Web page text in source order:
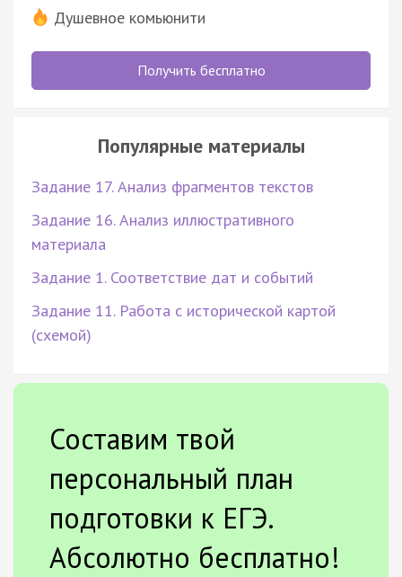
Душевное комьюнити
Получить бесплатно
Популярные материалы
Задание 17. Анализ фрагментов текстов
Задание 16. Анализ иллюстративного
материала
Задание 1. Соответствие дат и событий
Задание 11. Работа с исторической картой
(схемой)
Составим твой
персональный план
подготовки к ЕГЭ.
Абсолютно бесплатно!